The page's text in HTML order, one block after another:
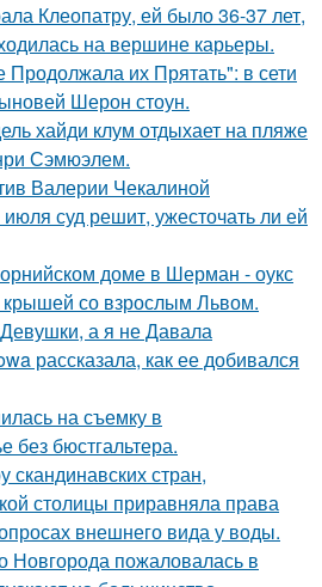
Клеопатру, ей было 36-37 лет,
на вершине карьеры.
их Прятать": в сети
Шерон стоун.
хайди клум отдыхает на пляже
Сэмюэлем.
Валерии Чекалиной
суд решит, ужесточать ли ей
доме в Шерман - оукс
со взрослым Львом.
а я не Давала
рассказала, как ее добивался
на съемку в
без бюстгальтера.
стран,
столицы приравняла права
внешнего вида у воды.
Новгорода пожаловалась в